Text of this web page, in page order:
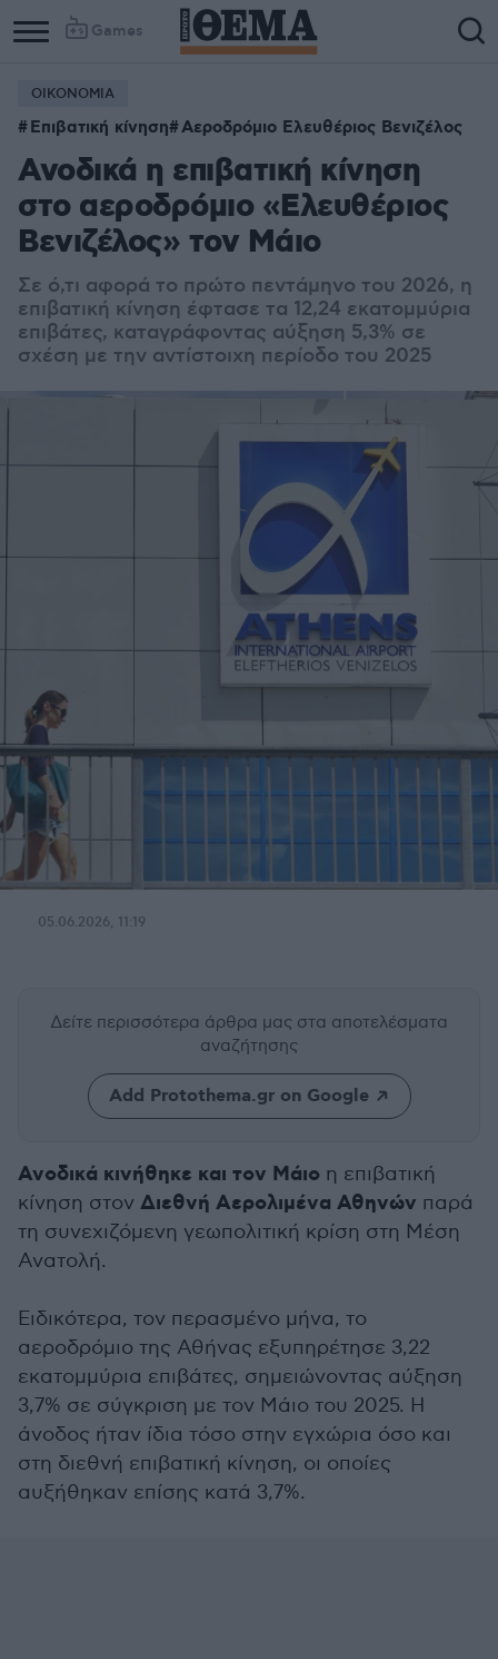
Games
ΟΙΚΟΝΟΜΙΑ
Επιβατική κίνηση Αεροδρόμιο Ελευθέριος Βενιζέλος
Ανοδικά η επιβατική κίνηση
στο αεροδρόμιο «Ελευθέριος
Βενιζέλος» τον Μάιο
Σε ό,τι αφορά το πρώτο πεντάμηνο του 2026, η
επιβατική κίνηση έφτασε τα 12,24 εκατομμύρια
επιβάτες, καταγράφοντας αύξηση 5,3% σε
σχέση με την αντίστοιχη περίοδο του 2025
05.06.2026, 11:19
Δείτε περισσότερα άρθρα μας στα αποτελέσματα
αναζήτησης
Add Protothema.gr on Google
Ανοδικά κινήθηκε και τον Μάιο η επιβατική
κίνηση στον Διεθνή Αερολιμένα Αθηνών παρά
τη συνεχιζόμενη γεωπολιτική κρίση στη Μέση
Ανατολή.
Ειδικότερα, τον περασμένο μήνα, το
αεροδρόμιο της Αθήνας εξυπηρέτησε 3,22
εκατομμύρια επιβάτες, σημειώνοντας αύξηση
3,7% σε σύγκριση με τον Μάιο του 2025. Η
άνοδος ήταν ίδια τόσο στην εγχώρια όσο και
στη διεθνή επιβατική κίνηση, οι οποίες
αυξήθηκαν επίσης κατά 3,7%.